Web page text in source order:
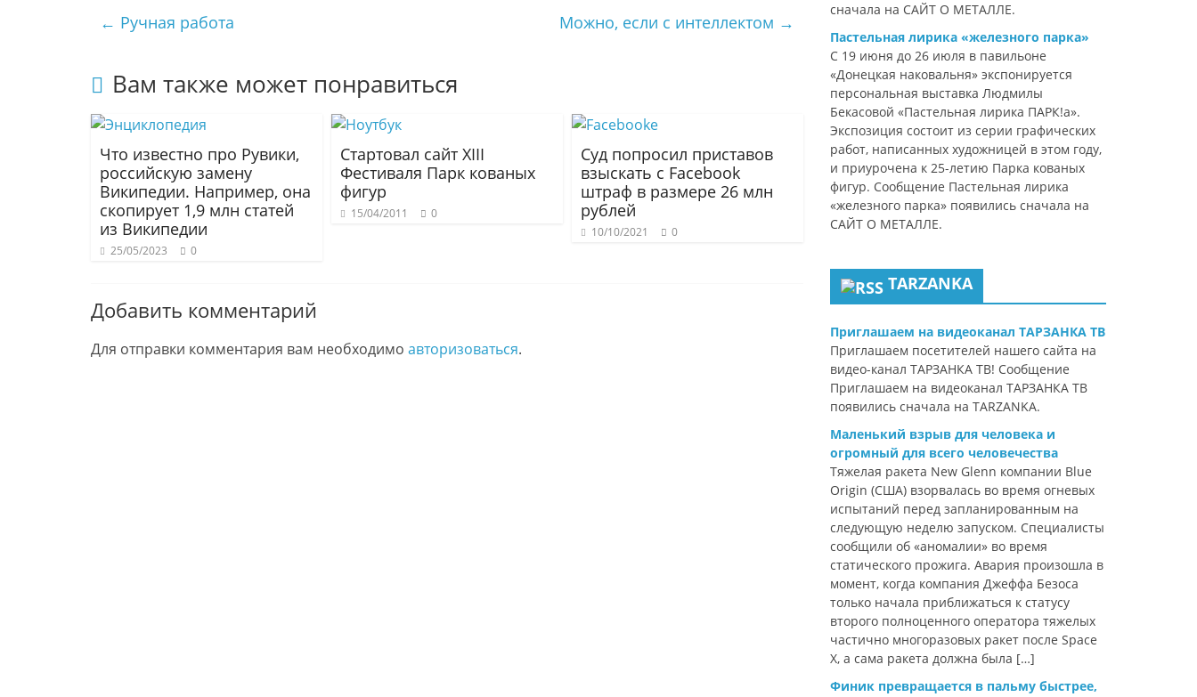
a
k
i
R
g
m
р
ь
← Ручная работа Можно, если с интеллектом →
Вам также может понравиться
Что известно про Рувики,
российскую замену
Википедии. Например, она
скопирует 1,9 млн статей
из Википедии
25/05/2023 0
Стартовал сайт XIII
Фестиваля Парк кованых
фигур
15/04/2011 0
Суд попросил приставов
взыскать с Facebook
штраф в размере 26 млн
рублей
10/10/2021 0
Добавить комментарий
Для отправки комментария вам необходимо авторизоваться.
сначала на САЙТ О МЕТАЛЛЕ.
Пастельная лирика «железного парка»
С 19 июня до 26 июля в павильоне
«Донецкая наковальня» экспонируется
персональная выставка Людмилы
Бекасовой «Пастельная лирика ПАРК!а».
Экспозиция состоит из серии графических
работ, написанных художницей в этом году,
и приурочена к 25-летию Парка кованых
фигур. Сообщение Пастельная лирика
«железного парка» появились сначала на
САЙТ О МЕТАЛЛЕ.
TARZANKA
Приглашаем на видеоканал ТАРЗАНКА ТВ
Приглашаем посетителей нашего сайта на
видео-канал ТАРЗАНКА ТВ! Сообщение
Приглашаем на видеоканал ТАРЗАНКА ТВ
появились сначала на TARZANKA.
Маленький взрыв для человека и
огромный для всего человечества
Тяжелая ракета New Glenn компании Blue
Origin (США) взорвалась во время огневых
испытаний перед запланированным на
следующую неделю запуском. Специалисты
сообщили об «аномалии» во время
статического прожига. Авария произошла в
момент, когда компания Джеффа Безоса
только начала приближаться к статусу
второго полноценного оператора тяжелых
частично многоразовых ракет после Space
X, а сама ракета должна была […]
Финик превращается в пальму быстрее,